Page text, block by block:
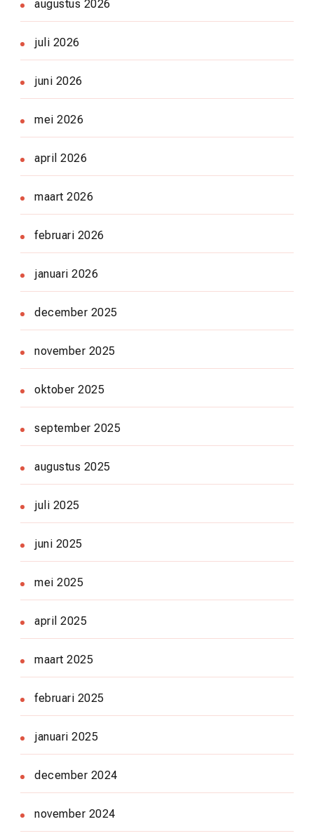
augustus 2026
juli 2026
juni 2026
mei 2026
april 2026
maart 2026
februari 2026
januari 2026
december 2025
november 2025
oktober 2025
september 2025
augustus 2025
juli 2025
juni 2025
mei 2025
april 2025
maart 2025
februari 2025
januari 2025
december 2024
november 2024